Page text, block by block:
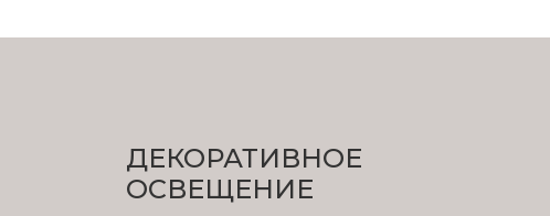
ДЕКОРАТИВНОЕ
ОСВЕЩЕНИЕ